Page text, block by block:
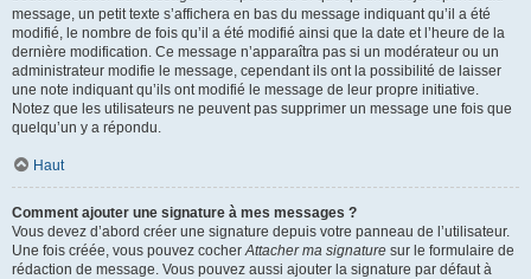
message, un petit texte s’affichera en bas du message indiquant qu’il a été
modifié, le nombre de fois qu’il a été modifié ainsi que la date et l’heure de la
dernière modification. Ce message n’apparaîtra pas si un modérateur ou un
administrateur modifie le message, cependant ils ont la possibilité de laisser
une note indiquant qu’ils ont modifié le message de leur propre initiative.
Notez que les utilisateurs ne peuvent pas supprimer un message une fois que
quelqu’un y a répondu.
Haut
Comment ajouter une signature à mes messages ?
Vous devez d’abord créer une signature depuis votre panneau de l’utilisateur.
Une fois créée, vous pouvez cocherAttacher ma signature sur le formulaire de
rédaction de message. Vous pouvez aussi ajouter la signature par défaut à